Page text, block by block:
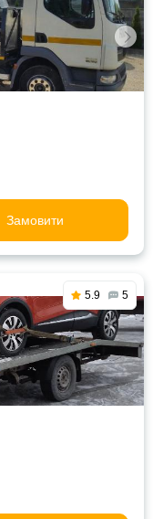
Замовити
5.9 5